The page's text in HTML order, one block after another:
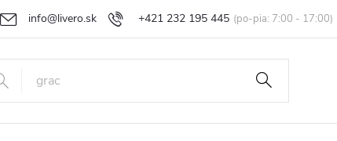
+421 232 195 445
info@livero.sk
Vrátenie tovaru a reklamácia Obchodné podmienky Podmienky